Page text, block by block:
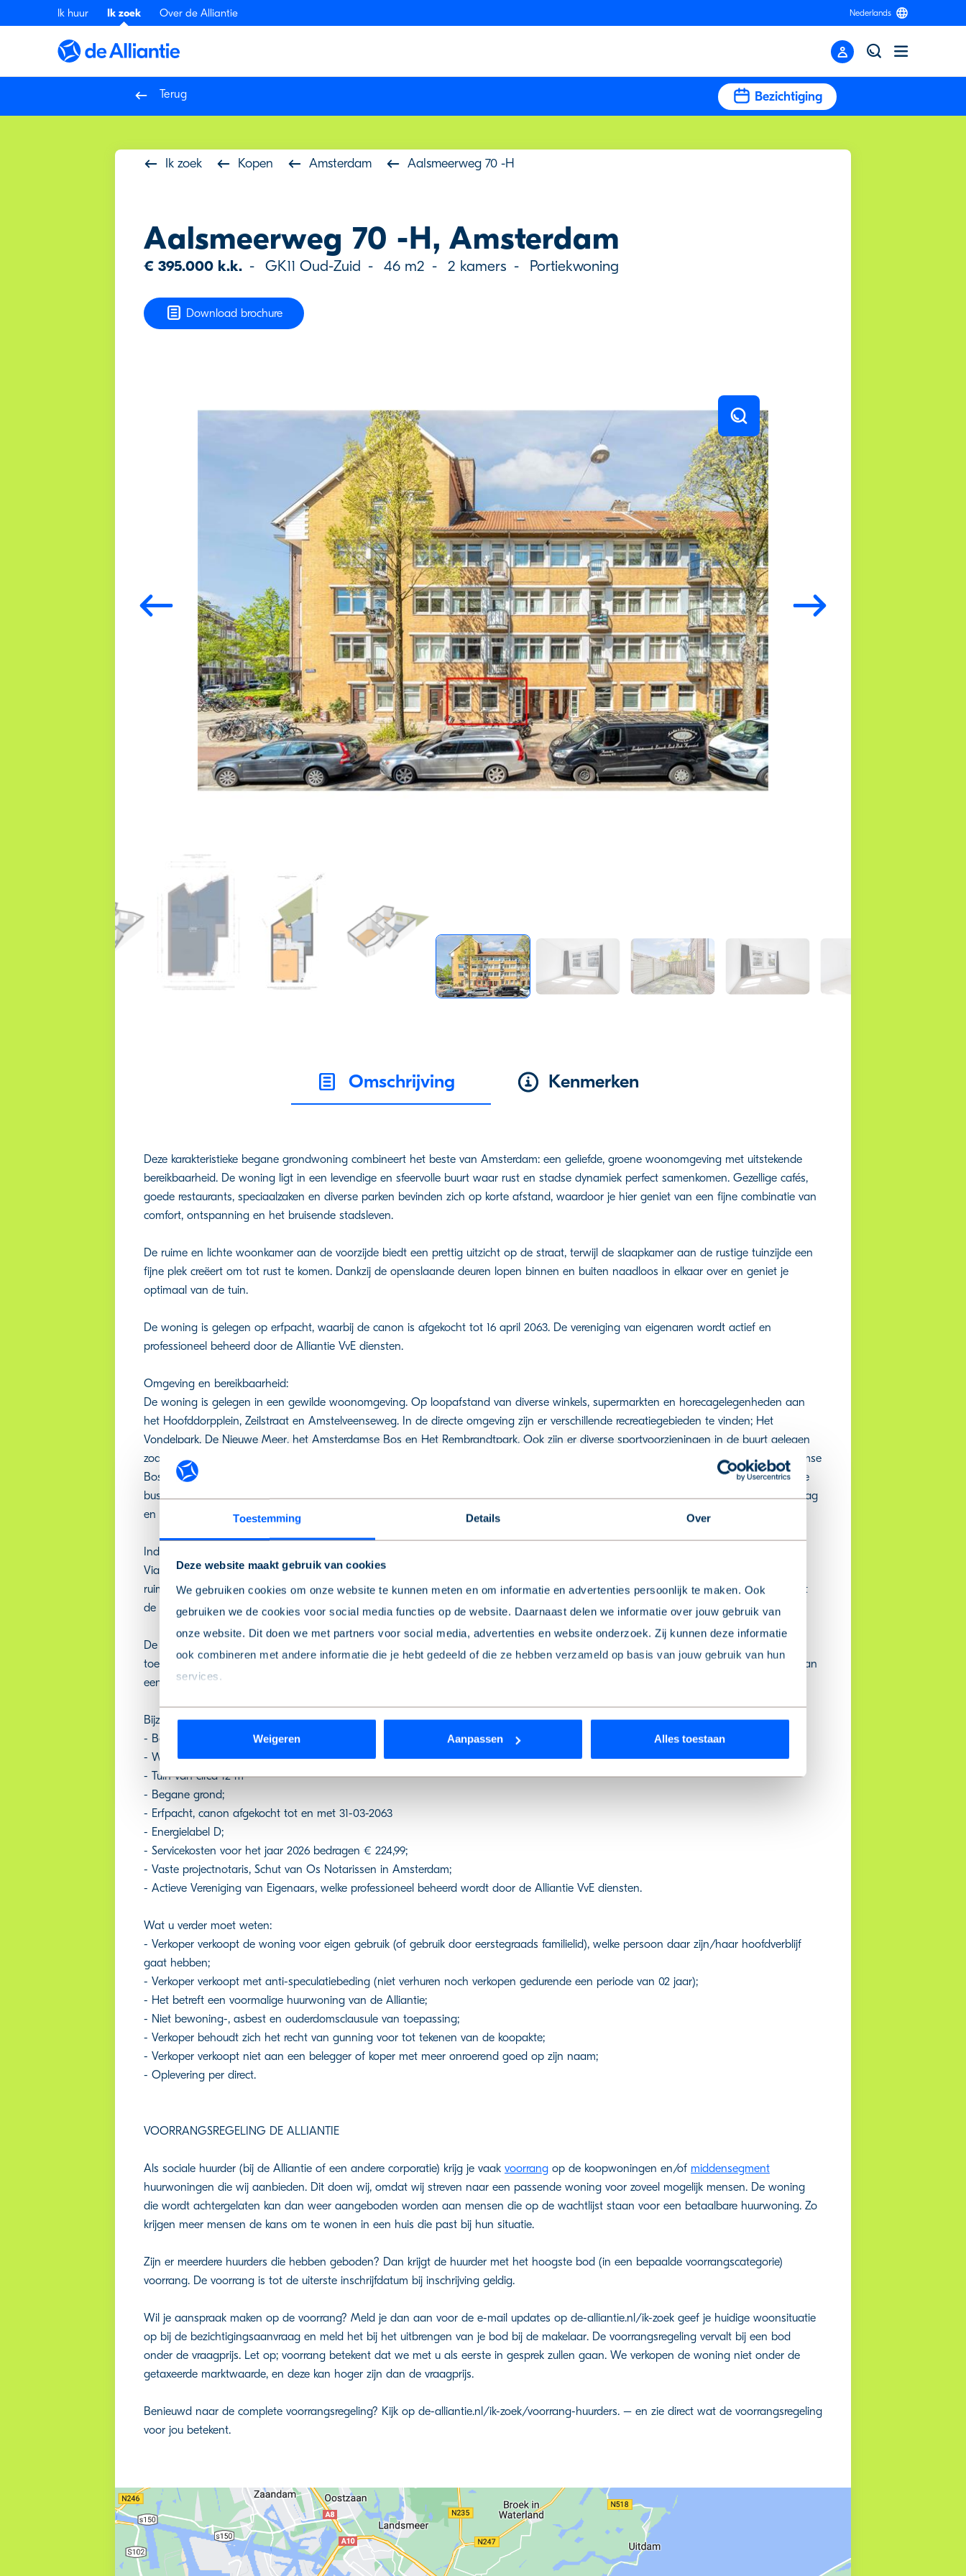
Toestemming Details Over
Deze website maakt gebruik van cookies
We gebruiken cookies om onze website te kunnen meten en om informatie en advertenties persoonlijk te maken. Ook
gebruiken we de cookies voor social media functies op de website. Daarnaast delen we informatie over jouw gebruik van
onze website. Dit doen we met partners voor social media, advertenties en website onderzoek. Zij kunnen deze informatie
ook combineren met andere informatie die je hebt gedeeld of die ze hebben verzameld op basis van jouw gebruik van hun
services.
Wil je je keuze aanpassen of je toestemming intrekken? Dat kan op elk moment via de link ‘cookieverklaring’ onderaan
We werken samen met
Weigeren Aanpassen Alles toestaan
Ik huur Ik zoek Over de Alliantie Nederlands
Terug Bezichtiging
Ik zoek Kopen Amsterdam Aalsmeerweg 70 -H
Aalsmeerweg 70 -H, Amsterdam
€ 395.000 k.k. - GK11 Oud-Zuid - 46 m2 - 2 kamers - Portiekwoning
Download brochure
Omschrijving Kenmerken
Deze karakteristieke begane grondwoning combineert het beste van Amsterdam: een geliefde, groene woonomgeving met uitstekende
bereikbaarheid. De woning ligt in een levendige en sfeervolle buurt waar rust en stadse dynamiek perfect samenkomen. Gezellige cafés,
goede restaurants, speciaalzaken en diverse parken bevinden zich op korte afstand, waardoor je hier geniet van een fijne combinatie van
comfort, ontspanning en het bruisende stadsleven.
De ruime en lichte woonkamer aan de voorzijde biedt een prettig uitzicht op de straat, terwijl de slaapkamer aan de rustige tuinzijde een
fijne plek creëert om tot rust te komen. Dankzij de openslaande deuren lopen binnen en buiten naadloos in elkaar over en geniet je
optimaal van de tuin.
De woning is gelegen op erfpacht, waarbij de canon is afgekocht tot 16 april 2063. De vereniging van eigenaren wordt actief en
professioneel beheerd door de Alliantie VvE diensten.
Omgeving en bereikbaarheid:
De woning is gelegen in een gewilde woonomgeving. Op loopafstand van diverse winkels, supermarkten en horecagelegenheden aan
het Hoofddorpplein, Zeilstraat en Amstelveenseweg. In de directe omgeving zijn er verschillende recreatiegebieden te vinden; Het
Vondelpark, De Nieuwe Meer, het Amsterdamse Bos en Het Rembrandtpark. Ook zijn er diverse sportvoorzieningen in de buurt gelegen
zoals sportschool SQM, TrainMore, Sportpark De Schinkel, voetbalclub AVV Swift, hockeyclubs Amsterdam, Hurley en Pinoké (Amsterdamse
Bos) en tennisvereniging JoyJaagpad. Het openbaar vervoer is ruimschoots aanwezig: NS stations, tramlijnen 1, 2 en 17, metro en diverse
buslijnen zijn dichtbij gelegen. Met eigen vervoer is de Ringweg A10 om de hoek, waardoor bijvoorbeeld Schiphol (10 minuten), Den Haag
en Utrecht eenvoudig te bereiken zijn.
Indeling:
Via de eigen entree bereik je de hal, die toegang biedt tot de verschillende vertrekken van de woning. Aan de voorzijde bevindt zich de
ruime en lichte woonkamer met een prettig uitzicht op de straat. De keuken ligt aan de achterzijde van de woning en biedt toegang tot
de achtertuin.
De slaapkamer is eveneens gelegen aan de rustige tuinzijde van de woning. Vanuit deze kamer geven openslaande deuren direct
toegang tot de achtertuin, waardoor binnen en buiten op een natuurlijke manier met elkaar verbonden zijn. De badkamer is voorzien van
een douche, wastafel en toilet.
Bijzonderheden:
- Bouwjaar 1929;
- Woonoppervlakte circa 46 m² (meetrapport aanwezig);
- Tuin van circa 12 m²
- Begane grond;
- Erfpacht, canon afgekocht tot en met 31-03-2063
- Energielabel D;
- Servicekosten voor het jaar 2026 bedragen € 224,99;
- Vaste projectnotaris, Schut van Os Notarissen in Amsterdam;
- Actieve Vereniging van Eigenaars, welke professioneel beheerd wordt door de Alliantie VvE diensten.
Wat u verder moet weten:
- Verkoper verkoopt de woning voor eigen gebruik (of gebruik door eerstegraads familielid), welke persoon daar zijn/haar hoofdverblijf
gaat hebben;
- Verkoper verkoopt met anti-speculatiebeding (niet verhuren noch verkopen gedurende een periode van 02 jaar);
- Het betreft een voormalige huurwoning van de Alliantie;
- Niet bewoning-, asbest en ouderdomsclausule van toepassing;
- Verkoper behoudt zich het recht van gunning voor tot tekenen van de koopakte;
- Verkoper verkoopt niet aan een belegger of koper met meer onroerend goed op zijn naam;
- Oplevering per direct.
VOORRANGSREGELING DE ALLIANTIE
Als sociale huurder (bij de Alliantie of een andere corporatie) krijg je vaak voorrang op de koopwoningen en/of middensegment
huurwoningen die wij aanbieden. Dit doen wij, omdat wij streven naar een passende woning voor zoveel mogelijk mensen. De woning
die wordt achtergelaten kan dan weer aangeboden worden aan mensen die op de wachtlijst staan voor een betaalbare huurwoning. Zo
krijgen meer mensen de kans om te wonen in een huis die past bij hun situatie.
Zijn er meerdere huurders die hebben geboden? Dan krijgt de huurder met het hoogste bod (in een bepaalde voorrangscategorie)
voorrang. De voorrang is tot de uiterste inschrijfdatum bij inschrijving geldig.
Wil je aanspraak maken op de voorrang? Meld je dan aan voor de e-mail updates op de-alliantie.nl/ik-zoek geef je huidige woonsituatie
op bij de bezichtigingsaanvraag en meld het bij het uitbrengen van je bod bij de makelaar. De voorrangsregeling vervalt bij een bod
onder de vraagprijs. Let op; voorrang betekent dat we met u als eerste in gesprek zullen gaan. We verkopen de woning niet onder de
getaxeerde marktwaarde, en deze kan hoger zijn dan de vraagprijs.
Benieuwd naar de complete voorrangsregeling? Kijk op de-alliantie.nl/ik-zoek/voorrang-huurders. – en zie direct wat de voorrangsregeling
voor jou betekent.